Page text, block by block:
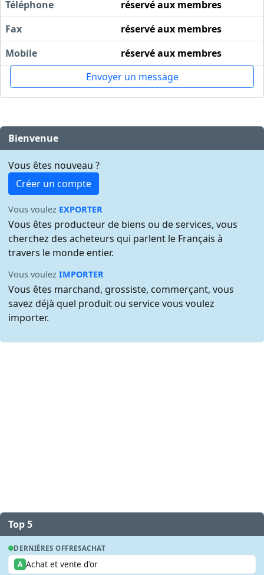
Téléphone
réservé aux membres
Fax
réservé aux membres
Mobile
réservé aux membres
Envoyer un message
Bienvenue
Vous êtes nouveau ?
Créer un compte
Vous voulez EXPORTER
Vous êtes producteur de biens ou de services, vous
cherchez des acheteurs qui parlent le Français à
travers le monde entier.
Vous voulezIMPORTER
Vous êtes marchand, grossiste, commerçant, vous
savez déjà quel produit ou service vous voulez
importer.
Top 5
DERNIÈRES OFFRESACHAT
A Achat et vente d'or